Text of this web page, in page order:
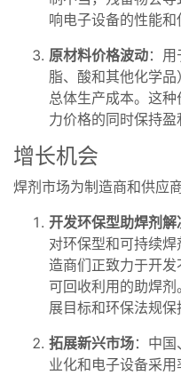
响电子设备的性能和
原材料价格波动：
脂、酸和其他化学
总体生产成本。这
力价格的同时保持盈
增长机会
焊剂市场为制造商和供应
开发环保型助焊剂解
对环保型和可持续
造商们正致力于开
可回收利用的助焊
展目标和环保法规保
拓展新兴市场：中
业化和电子设备采